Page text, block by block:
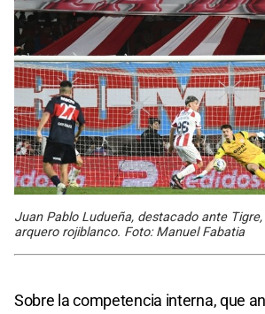
Juan Pablo Ludueña, destacado ante
arquero rojiblanco. Foto: Manuel Fabatia
Sobre la competencia interna, que